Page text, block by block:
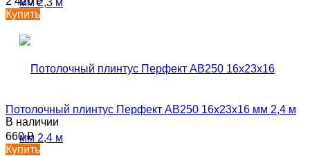
Купить
Потолочный плинтус Перфект AB250 16х23х16 мм 2,4 м
В наличии
660₽
Купить